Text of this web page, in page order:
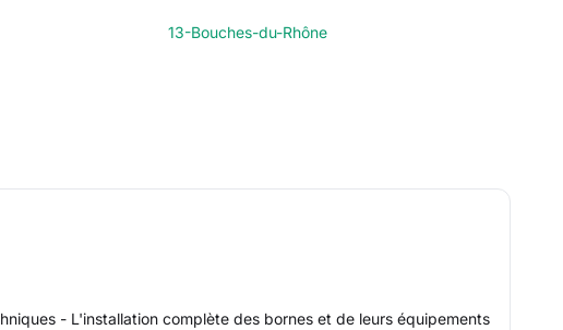
13-Bouches-du-Rhône
- L'installation complète des bornes et de leurs équipements